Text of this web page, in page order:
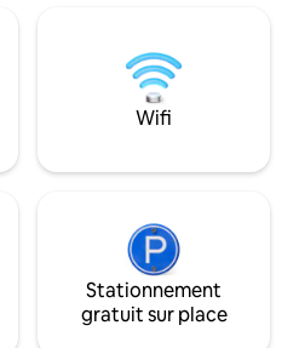
entièrement
de plage !
confort et de
3 chambres
attenantes. À quelques minutes des
MEILLEURES
boutiques de
propriétés offre
coucher du soleil.
Wifi
Stationnement
gratuit sur place